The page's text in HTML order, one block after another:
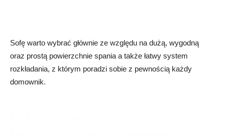
Sofę warto wybrać głównie ze względu na dużą, wygodną
oraz prostą powierzchnie spania a także łatwy system
rozkładania, z którym poradzi sobie z pewnością każdy
domownik.